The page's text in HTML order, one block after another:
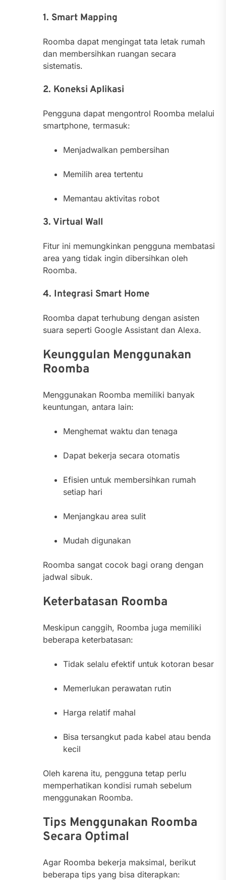
1. Smart Mapping
Roomba dapat mengingat tata letak rumah
dan membersihkan ruangan secara
sistematis.
2. Koneksi Aplikasi
Pengguna dapat mengontrol Roomba melalui
smartphone, termasuk:
Menjadwalkan pembersihan
Memilih area tertentu
Memantau aktivitas robot
3. Virtual Wall
Fitur ini memungkinkan pengguna membatasi
area yang tidak ingin dibersihkan oleh
Roomba.
4. Integrasi Smart Home
Roomba dapat terhubung dengan asisten
suara seperti Google Assistant dan Alexa.
Keunggulan Menggunakan
Roomba
Menggunakan Roomba memiliki banyak
keuntungan, antara lain:
Menghemat waktu dan tenaga
Dapat bekerja secara otomatis
Efisien untuk membersihkan rumah
setiap hari
Menjangkau area sulit
Mudah digunakan
Roomba sangat cocok bagi orang dengan
jadwal sibuk.
Keterbatasan Roomba
Meskipun canggih, Roomba juga memiliki
beberapa keterbatasan:
Tidak selalu efektif untuk kotoran besar
Memerlukan perawatan rutin
Harga relatif mahal
Bisa tersangkut pada kabel atau benda
kecil
Oleh karena itu, pengguna tetap perlu
memperhatikan kondisi rumah sebelum
menggunakan Roomba.
Tips Menggunakan Roomba
Secara Optimal
Agar Roomba bekerja maksimal, berikut
beberapa tips yang bisa diterapkan: